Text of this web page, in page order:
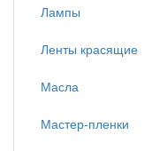
Лампы
Ленты красящие
Масла
Мастер-пленки